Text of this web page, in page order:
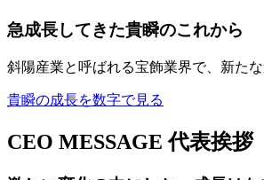
急成長してきた貴瞬のこれから
斜陽産業と呼ばれる宝飾業界で、新た
貴瞬の成長を数字で見る
CEO MESSAGE 代表挨拶